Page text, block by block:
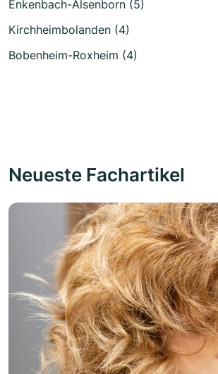
Enkenbach-Alsenborn (5)
Kirchheimbolanden (4)
Bobenheim-Roxheim (4)
Neueste Fachartikel